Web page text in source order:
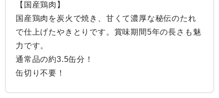
【国産鶏肉】
国産鶏肉を炭火で焼き、甘くて濃厚な秘伝のたれ
で仕上げたやきとりです。賞味期間5年の長さも魅
力です。
通常品の約3.5缶分！
缶切り不要！